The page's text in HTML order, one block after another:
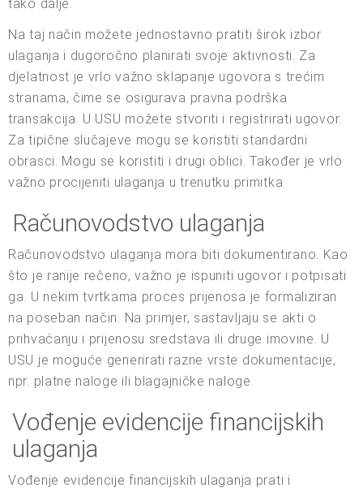
tako dalje.
Na taj način možete jednostavno pratiti širok izbor
ulaganja i dugoročno planirati svoje aktivnosti. Za
djelatnost je vrlo važno sklapanje ugovora s trećim
stranama, čime se osigurava pravna podrška
transakcija. U USU možete stvoriti i registrirati ugovor.
Za tipične slučajeve mogu se koristiti standardni
obrasci. Mogu se koristiti i drugi oblici. Također je vrlo
važno procijeniti ulaganja u trenutku primitka.
Računovodstvo ulaganja
Računovodstvo ulaganja mora biti dokumentirano. Kao
što je ranije rečeno, važno je ispuniti ugovor i potpisati
ga. U nekim tvrtkama proces prijenosa je formaliziran
na poseban način. Na primjer, sastavljaju se akti o
prihvaćanju i prijenosu sredstava ili druge imovine. U
USU je moguće generirati razne vrste dokumentacije,
npr. platne naloge ili blagajničke naloge.
Vođenje evidencije financijskih
ulaganja
Vođenje evidencije financijskih ulaganja prati i